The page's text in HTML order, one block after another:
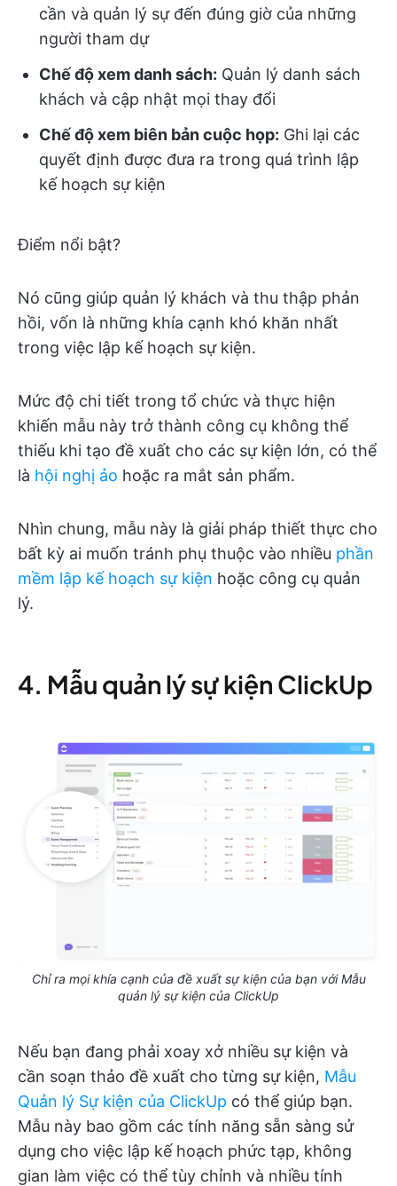
cần và quản lý sự đến đúng giờ của những
người tham dự
Chế độ xem danh sách: Quản lý danh sách
khách và cập nhật mọi thay đổi
Chế độ xem biên bản cuộc họp: Ghi lại các
quyết định được đưa ra trong quá trình lập
kế hoạch sự kiện
Điểm nổi bật?
Nó cũng giúp quản lý khách và thu thập phản
hồi, vốn là những khía cạnh khó khăn nhất
trong việc lập kế hoạch sự kiện.
Mức độ chi tiết trong tổ chức và thực hiện
khiến mẫu này trở thành công cụ không thể
thiếu khi tạo đề xuất cho các sự kiện lớn, có thể
là hội nghị ảo hoặc ra mắt sản phẩm.
Nhìn chung, mẫu này là giải pháp thiết thực cho
bất kỳ ai muốn tránh phụ thuộc vào nhiều phần
mềm lập kế hoạch sự kiện hoặc công cụ quản
lý.
4. Mẫu quản lý sự kiện ClickUp
Chỉ ra mọi khía cạnh của đề xuất sự kiện của bạn với Mẫu
quản lý sự kiện của ClickUp
Nếu bạn đang phải xoay xở nhiều sự kiện và
cần soạn thảo đề xuất cho từng sự kiện, Mẫu
Quản lý Sự kiện của ClickUp có thể giúp bạn.
Mẫu này bao gồm các tính năng sẵn sàng sử
dụng cho việc lập kế hoạch phức tạp, không
gian làm việc có thể tùy chỉnh và nhiều tính